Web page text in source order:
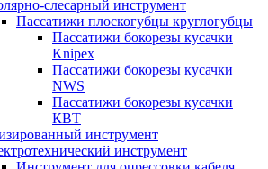
слесарный инструмент
Пассатижи плоскогубцы круглогубцы
Пассатижи бокорезы кусачки
Knipex
Пассатижи бокорезы кусачки
NWS
Пассатижи бокорезы кусачки
КВТ
инструмент
инструмент